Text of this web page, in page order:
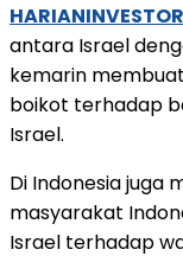
antara Israel
kemarin
boikot terhadap
Israel.
Di Indonesia juga
masyarakat
Israel terhadap